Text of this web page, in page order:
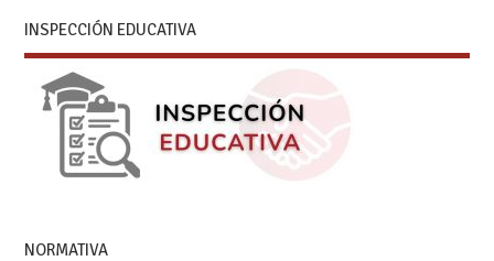
INSPECCIÓN EDUCATIVA
NORMATIVA